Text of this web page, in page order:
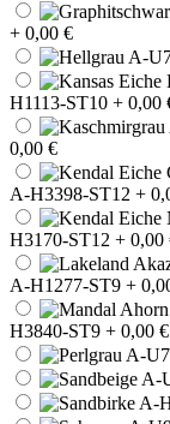
+ 0,00 €
H1113-ST10 + 0,00
0,00 €
A-H3398-ST12 +
H3170-ST12 + 0,00
A-H1277-ST9 +
H3840-ST9 + 0,00 €